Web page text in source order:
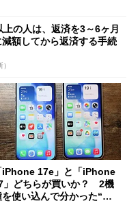
上の人は、返済を3～6ヶ月
額してから返済する手続
iPhone 17e」と「iPhone
」どちらが買いか？ 2機
を使い込んで分かった“ス